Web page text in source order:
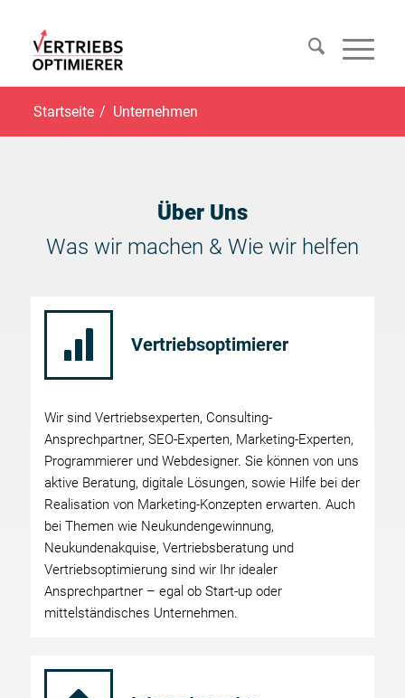
Startseite / Unternehmen
Über Uns
Was wir machen &Wie wir helfen
Vertriebsoptimierer
Wir sind Vertriebsexperten, Consulting-
Ansprechpartner, SEO-Experten, Marketing-Experten,
Programmierer und Webdesigner. Sie können von uns
aktive Beratung, digitale Lösungen, sowie Hilfe bei der
Realisation von Marketing-Konzepten erwarten. Auch
bei Themen wie Neukundengewinnung,
Neukundenakquise, Vertriebsberatung und
Vertriebsoptimierung sind wir Ihr idealer
Ansprechpartner – egal ob Start-up oder
mittelständisches Unternehmen.